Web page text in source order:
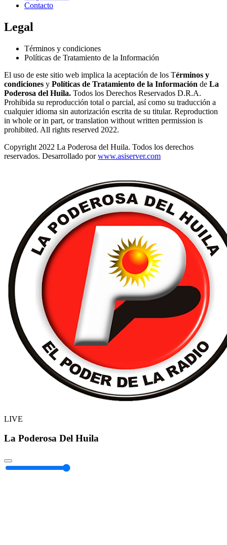
Contacto
Legal
Términos y condiciones
Políticas de Tratamiento de la Información
El uso de este sitio web implica la aceptación de los Términos y
condiciones y Políticas de Tratamiento de la Información de La
Poderosa del Huila. Todos los Derechos Reservados D.R.A.
Prohibida su reproducción total o parcial, así como su traducción a
cualquier idioma sin autorización escrita de su titular. Reproduction
in whole or in part, or translation without written permission is
prohibited. All rights reserved 2022.
Copyright 2022 La Poderosa del Huila. Todos los derechos
reservados. Desarrollado porwww.asiserver.com
LIVE
La Poderosa Del Huila